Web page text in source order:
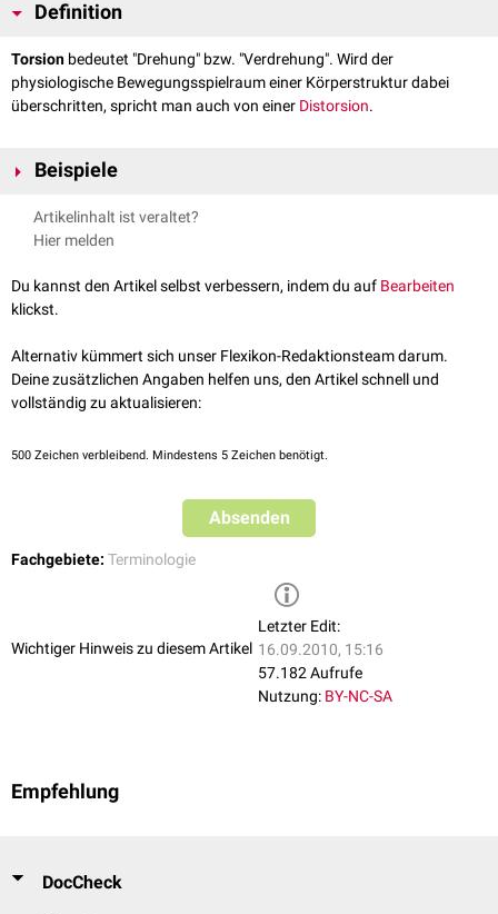
Definition
Torsion bedeutet "Drehung" bzw. "Verdrehung". Wird der
physiologische Bewegungsspielraum einer Körperstruktur dabei
überschritten, spricht man auch von einer Distorsion.
Beispiele
Hodentorsion
Hydatidentorsion
Artikelinhalt ist veraltet?
Hier melden
Du kannst den Artikel selbst verbessern, indem du auf Bearbeiten
klickst.
Alternativ kümmert sich unser Flexikon-Redaktionsteam darum.
Deine zusätzlichen Angaben helfen uns, den Artikel schnell und
vollständig zu aktualisieren:
500 Zeichen verbleibend. Mindestens 5 Zeichen benötigt.
Absenden
Fachgebiete: Terminologie
Wichtiger Hinweis zu diesem Artikel
Letzter Edit:
16.09.2010, 15:16
57.182 Aufrufe
Nutzung: BY-NC-SA
Empfehlung
DocCheck